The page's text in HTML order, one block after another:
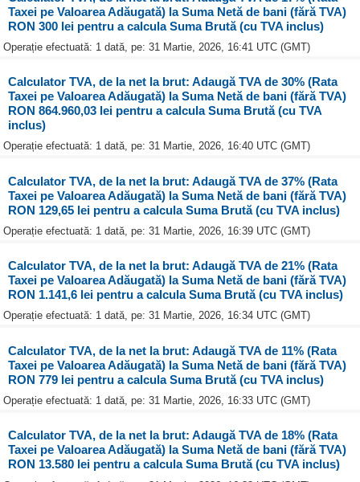
Taxei pe Valoarea Adăugată) la Suma Netă de bani (fără TVA)
RON 300 lei pentru a calcula Suma Brută (cu TVA inclus)
Operație efectuată: 1 dată, pe: 31 Martie, 2026, 16:41 UTC (GMT)
Calculator TVA, de la net la brut: Adaugă TVA de 30% (Rata
Taxei pe Valoarea Adăugată) la Suma Netă de bani (fără TVA)
RON 864.960,03 lei pentru a calcula Suma Brută (cu TVA
inclus)
Operație efectuată: 1 dată, pe: 31 Martie, 2026, 16:40 UTC (GMT)
Calculator TVA, de la net la brut: Adaugă TVA de 37% (Rata
Taxei pe Valoarea Adăugată) la Suma Netă de bani (fără TVA)
RON 129,65 lei pentru a calcula Suma Brută (cu TVA inclus)
Operație efectuată: 1 dată, pe: 31 Martie, 2026, 16:39 UTC (GMT)
Calculator TVA, de la net la brut: Adaugă TVA de 21% (Rata
Taxei pe Valoarea Adăugată) la Suma Netă de bani (fără TVA)
RON 1.141,6 lei pentru a calcula Suma Brută (cu TVA inclus)
Operație efectuată: 1 dată, pe: 31 Martie, 2026, 16:34 UTC (GMT)
Calculator TVA, de la net la brut: Adaugă TVA de 11% (Rata
Taxei pe Valoarea Adăugată) la Suma Netă de bani (fără TVA)
RON 779 lei pentru a calcula Suma Brută (cu TVA inclus)
Operație efectuată: 1 dată, pe: 31 Martie, 2026, 16:33 UTC (GMT)
Calculator TVA, de la net la brut: Adaugă TVA de 18% (Rata
Taxei pe Valoarea Adăugată) la Suma Netă de bani (fără TVA)
RON 13.580 lei pentru a calcula Suma Brută (cu TVA inclus)